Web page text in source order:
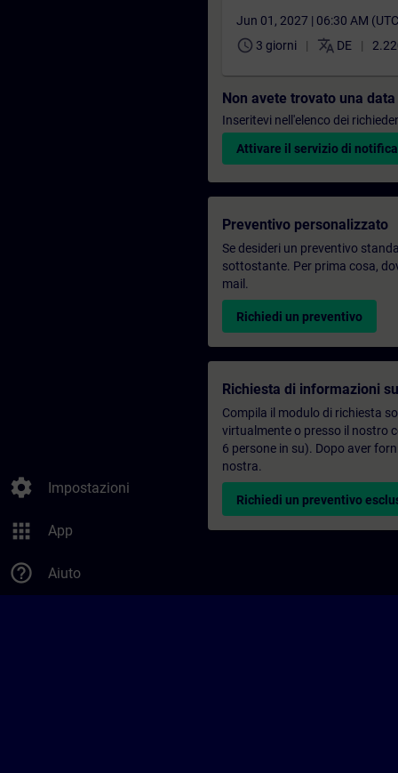
settings Impostazioni
apps App
help_outline Aiuto
Jun 01, 2027 | 06:30 AM
schedule 3 giorni translate DE
Non avete trovato una
Inseritevi nell'elenco dei
Attivare il servizio di notifica
Preventivo personalizzato
Se desideri un preventivo
sottostante. Per prima cosa,
mail.
Richiedi un preventivo
Richiesta di informazioni
Compila il modulo di richiesta
virtualmente o presso il nostro
6 persone in su). Dopo aver
nostra.
Richiedi un preventivo